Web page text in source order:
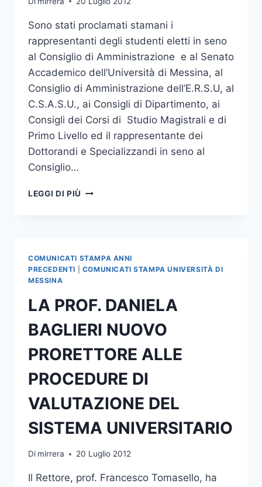
Sono stati proclamati stamani i
rappresentanti degli studenti eletti in seno
al Consiglio di Amministrazione e al Senato
Accademico dell’Università di Messina, al
Consiglio di Amministrazione dell’E.R.S.U, al
C.S.A.S.U., ai Consigli di Dipartimento, ai
Consigli dei Corsi di Studio Magistrali e di
Primo Livello ed il rappresentante dei
Dottorandi e Specializzandi in seno al
Consiglio…
LEGGI DI PIÙ ELEZIONI
AGLI
ORGANI
COLLEGIALI
DELL’ATENEO,
E.R.S.U.
E
C.S.A.S.U.
COMUNICATI STAMPA ANNI
PRECEDENTI
COMUNICATI STAMPA UNIVERSITÀ DI
MESSINA
LA PROF. DANIELA
BAGLIERI NUOVO
PRORETTORE ALLE
PROCEDURE DI
VALUTAZIONE DEL
SISTEMA UNIVERSITARIO
Di mirrera 20 Luglio 2012
Il Rettore, prof. Francesco Tomasello, ha